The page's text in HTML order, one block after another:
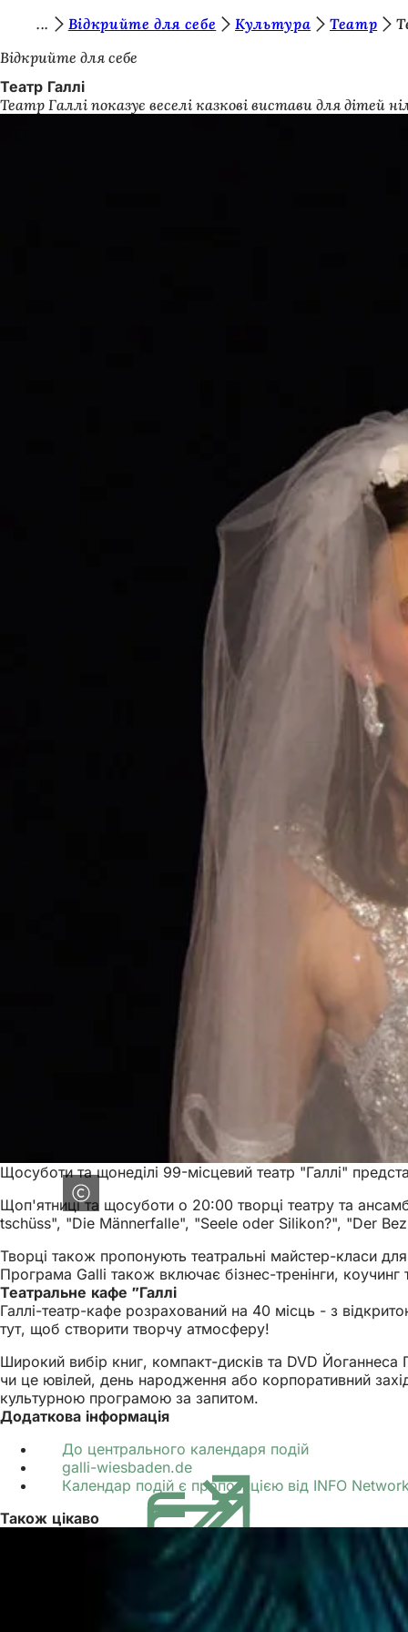
Перейти до змісту
и
т
у
Відкрийте для себе Культура Театр
Відкрийте для себе
Театр Галлі
Театр Галлі показує веселі казкові вистави для
Щосуботи та щонеділі 99-місцевий театр "Галлі"
Щоп'ятниці та щосуботи о 20:00 творці театру та
tschüss", "Die Männerfalle", "Seele oder Silikon?", "Der
Творці також пропонують театральні майстер-класи
Програма Galli також включає бізнес-тренінги, коучинг
Театральне кафе "Галлі
Галлі-театр-кафе розрахований на 40 місць - з
тут, щоб створити творчу атмосферу!
Широкий вибір книг, компакт-дисків та DVD
чи це ювілей, день народження або корпоративний
культурною програмою за запитом.
Додаткова інформація
До центрального календаря подій
galli-wiesbaden.de
в
новій
вкладці)
Календар подій є пропозицією від INFO
Також цікаво